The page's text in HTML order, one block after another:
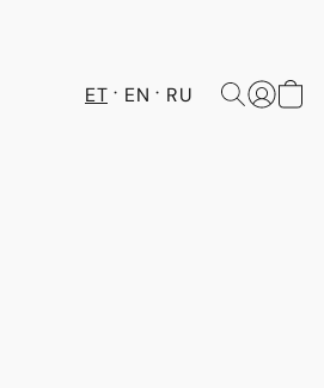
ET EN RU